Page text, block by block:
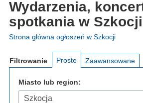
Wydarzenia,
spotkania w Szkocji
Strona główna ogłoszeń w Szkocji
Filtrowanie Proste Zaawansowane
Miasto lub region:
Szkocja